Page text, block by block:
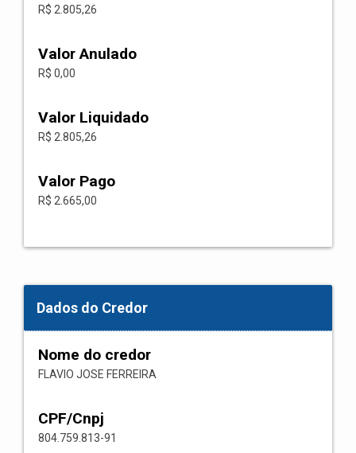
R$ 2.805,26
Valor Anulado
R$ 0,00
Valor Liquidado
R$ 2.805,26
Valor Pago
R$ 2.665,00
Dados do Credor
Nome do credor
FLAVIO JOSE FERREIRA
CPF/Cnpj
804.759.813-91